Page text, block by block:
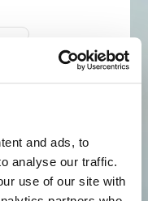
and ads, to
analyse our traffic.
use of our site with
フード料理「サボイ
種宴会対応も行い、
掲載年：2026年3月